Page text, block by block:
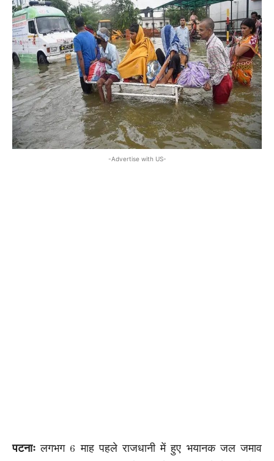
-Advertise with US-
पटनाः लगभग 6 माह पहले राजधानी में हुए भयानक जल जमाव